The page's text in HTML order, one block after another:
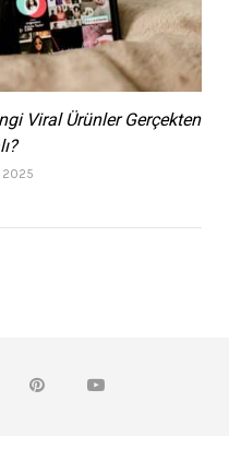
Viral Ürünler Gerçekten
2025